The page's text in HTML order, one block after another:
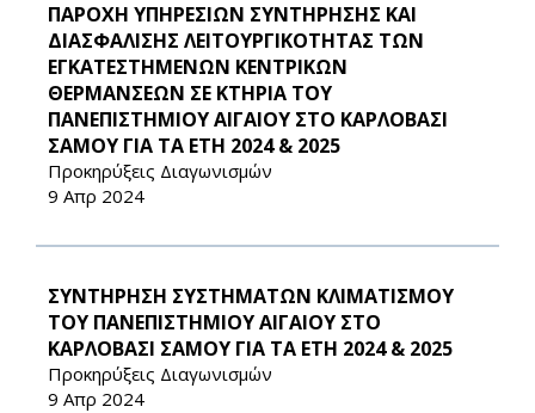
ΠΑΡΟΧΗ ΥΠΗΡΕΣΙΩΝ ΣΥΝΤΗΡΗΣΗΣ ΚΑΙ
ΔΙΑΣΦΑΛΙΣΗΣ ΛΕΙΤΟΥΡΓΙΚΟΤΗΤΑΣ ΤΩΝ
ΕΓΚΑΤΕΣΤΗΜΕΝΩΝ ΚΕΝΤΡΙΚΩΝ
ΘΕΡΜΑΝΣΕΩΝ ΣΕ ΚΤΗΡΙΑ ΤΟΥ
ΠΑΝΕΠΙΣΤΗΜΙΟΥ ΑΙΓΑΙΟΥ ΣΤΟ ΚΑΡΛΟΒΑΣΙ
ΣΑΜΟΥ ΓΙΑ ΤΑ ΕΤΗ 2024 & 2025
Προκηρύξεις Διαγωνισμών
9 Απρ 2024
ΣΥΝΤΗΡΗΣΗ ΣΥΣΤΗΜΑΤΩΝ ΚΛΙΜΑΤΙΣΜΟΥ
ΤΟΥ ΠΑΝΕΠΙΣΤΗΜΙΟΥ ΑΙΓΑΙΟΥ ΣΤΟ
ΚΑΡΛΟΒΑΣΙ ΣΑΜΟΥ ΓΙΑ ΤΑ ΕΤΗ 2024 & 2025
Προκηρύξεις Διαγωνισμών
9 Απρ 2024